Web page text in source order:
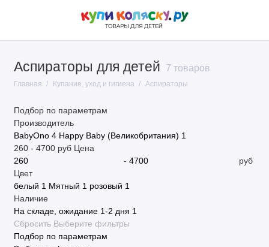
Аспираторы для детей 7 товаров
Главная Купание, уход и гигиена Аспираторы
Подбор по параметрам
Производитель
BabyOno 4 Happy Baby (Великобритания) 1
260- 4700руб Цена
-
руб
Цвет
белый 1 Мятный 1 розовый 1
Наличие
На складе, ожидание 1-2 дня 1
Сбросить Выберите фильтры
Подбор по параметрам